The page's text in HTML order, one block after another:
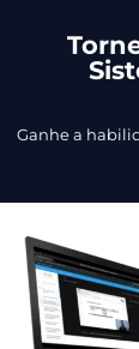
Ganhe a